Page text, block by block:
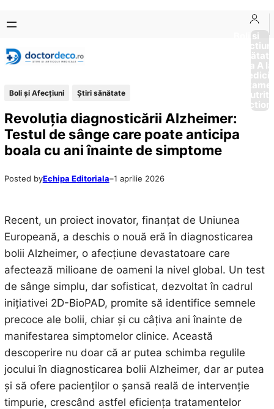
conținut
content
Boli si
Afectiuni
Sănătate
de la A
Boli și Afecțiuni Ştiri sănătate
Revoluția diagnosticării Alzheimer:
Testul de sânge care poate anticipa
boala cu ani înainte de simptome
Posted byEchipa Editoriala–1 aprilie 2026
Recent, un proiect inovator, finanțat de Uniunea
Europeană, a deschis o nouă eră în diagnosticarea
bolii Alzheimer, o afecțiune devastatoare care
afectează milioane de oameni la nivel global. Un test
de sânge simplu, dar sofisticat, dezvoltat în cadrul
inițiativei 2D-BioPAD, promite să identifice semnele
precoce ale bolii, chiar și cu câțiva ani înainte de
manifestarea simptomelor clinice. Această
descoperire nu doar că ar putea schimba regulile
jocului în diagnosticarea bolii Alzheimer, dar ar putea
și să ofere pacienților o șansă reală de intervenție
timpurie, crescând astfel eficiența tratamentelor